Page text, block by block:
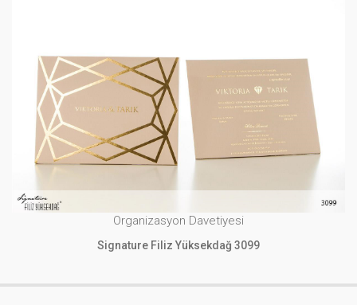
Organizasyon Davetiyesi
Signature Filiz Yüksekdağ 3099
İNCELE
Organizasyon Davetiyesi
Signature Filiz Yüksekdağ 3099